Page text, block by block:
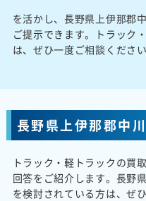
を活かし、長野県上伊那郡
ご提示できます。トラック
は、ぜひ一度ご相談ください
長野県上伊那郡中
トラック・軽トラックの買
回答をご紹介します。長野
を検討されている方は、ぜ